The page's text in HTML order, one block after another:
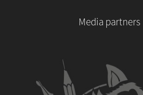
Media partners